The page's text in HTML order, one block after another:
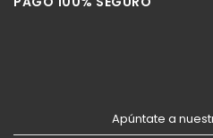
Apúntate a